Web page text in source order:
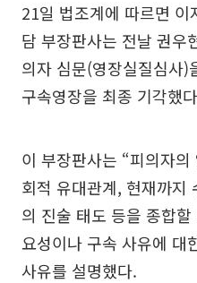
21일 법조계에 따르면 이
담 부장판사는 전날 권우
의자 심문(영장실질심사)
구속영장을 최종 기각했
이 부장판사는 “피의자
회적 유대관계, 현재까지
의 진술 태도 등을 종합
요성이나 구속 사유에 대
사유를 설명했다.